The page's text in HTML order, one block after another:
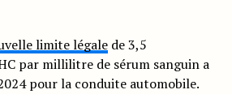
limite légalede 3,5
par millilitre de sérum sanguin a
pour la conduite automobile.